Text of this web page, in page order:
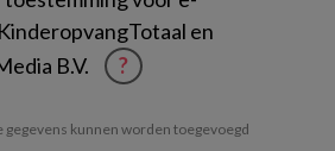
en
B.V.
?
gegevens kunnen worden toegevoegd